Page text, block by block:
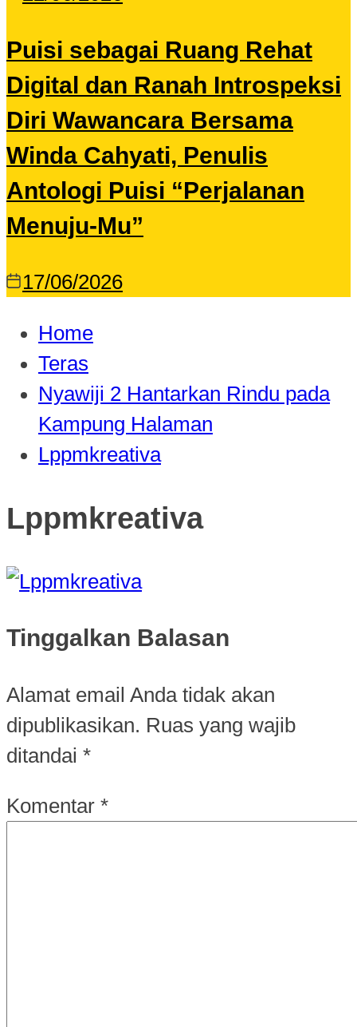
Puisi sebagai Ruang Rehat
Digital dan Ranah Introspeksi
Diri Wawancara Bersama
Winda Cahyati, Penulis
Antologi Puisi “Perjalanan
Menuju-Mu”
17/06/2026
Home
Teras
Nyawiji 2 Hantarkan Rindu pada
Kampung Halaman
Lppmkreativa
Lppmkreativa
Tinggalkan Balasan
Alamat email Anda tidak akan
dipublikasikan. Ruas yang wajib
ditandai *
Komentar *